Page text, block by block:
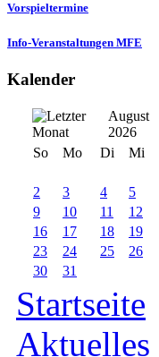
Vorspieltermine
Info-Veranstaltungen MFE
Kalender
August
2026
So
Mo Di Mi
2
3 4 5
9
10 11 12
16
17 18 19
23
24 25 26
30
31
Startseite
Aktuelles